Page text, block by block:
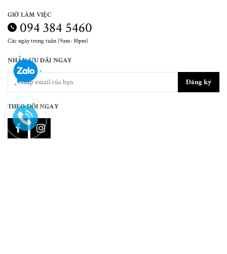
GIỜ LÀM VIỆC
094 384 5460
Các ngày trong tuần (9am- 10pm)
NHẬN ƯU ĐÃI NGAY
Đăng ký
THEO DÕI NGAY